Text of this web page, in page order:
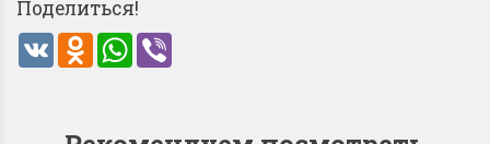
1 июня 2024 11:29
Поделиться!
VK Odnoklassniki
WhatsApp